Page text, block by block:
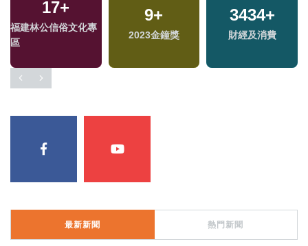
17+
福建林公信俗文化專
區
9+
2023金鐘獎
3434+
財經及消費
最新新聞 熱門新聞